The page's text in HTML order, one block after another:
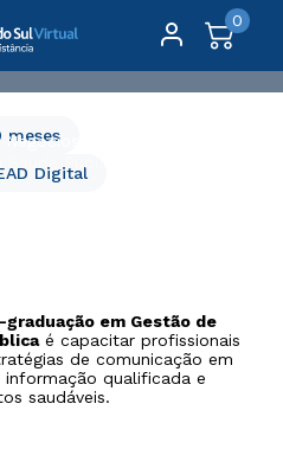
0
Pública
meses
Digital
graduação em Gestão de
é capacitar profissionais
de comunicação em
qualificada e
saudáveis.